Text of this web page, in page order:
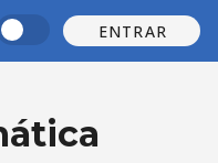
ENTRAR